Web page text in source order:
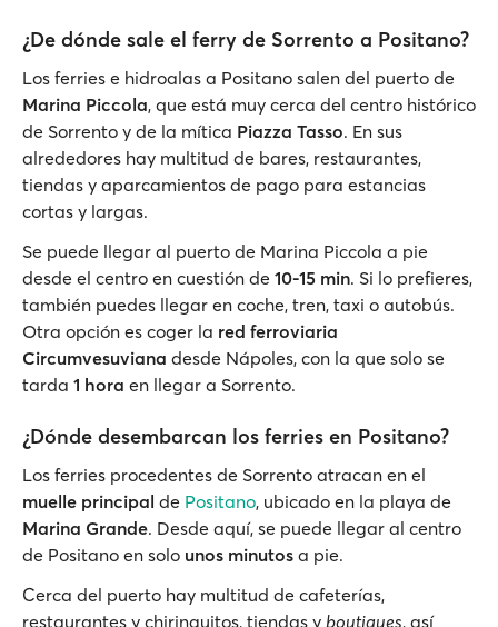
¿De dónde sale el ferry de Sorrento a Positano?
Los ferries e hidroalas a Positano salen del puerto de
Marina Piccola, que está muy cerca del centro histórico
de Sorrento y de la mítica Piazza Tasso. En sus
alrededores hay multitud de bares, restaurantes,
tiendas y aparcamientos de pago para estancias
cortas y largas.
Se puede llegar al puerto de Marina Piccola a pie
desde el centro en cuestión de 10-15 min. Si lo prefieres,
también puedes llegar en coche, tren, taxi o autobús.
Otra opción es coger la red ferroviaria
Circumvesuviana desde Nápoles, con la que solo se
tarda 1 hora en llegar a Sorrento.
¿Dónde desembarcan los ferries en Positano?
Los ferries procedentes de Sorrento atracan en el
muelle principal de Positano, ubicado en la playa de
Marina Grande. Desde aquí, se puede llegar al centro
de Positano en solo unos minutos a pie.
Cerca del puerto hay multitud de cafeterías,
restaurantes y chiringuitos, tiendas y boutiques, así